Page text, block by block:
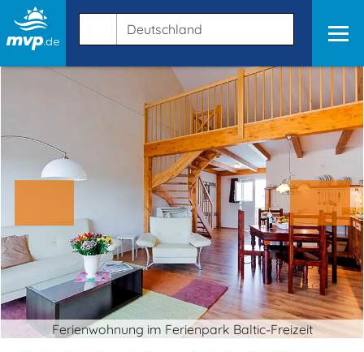
Ferienwohnung im Ferienpark Baltic-Freizeit